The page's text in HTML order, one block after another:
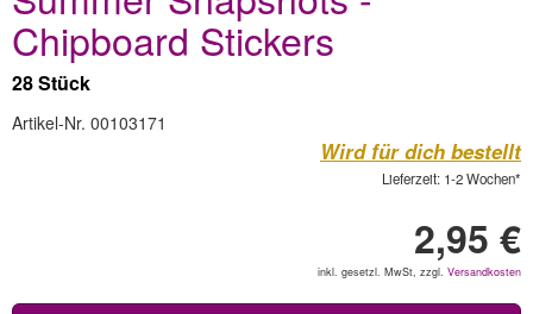
Chipboard Stickers
28 Stück
Artikel-Nr. 00103171
Wird für dich bestellt
Lieferzeit: 1-2 Wochen*
2,95 €
inkl. gesetzl. MwSt, zzgl. Versandkosten